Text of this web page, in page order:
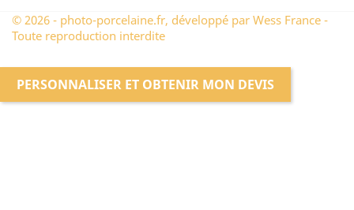
© 2026 - photo-porcelaine.fr, développé par Wess France -
Toute reproduction interdite
PERSONNALISER ET OBTENIR MON DEVIS